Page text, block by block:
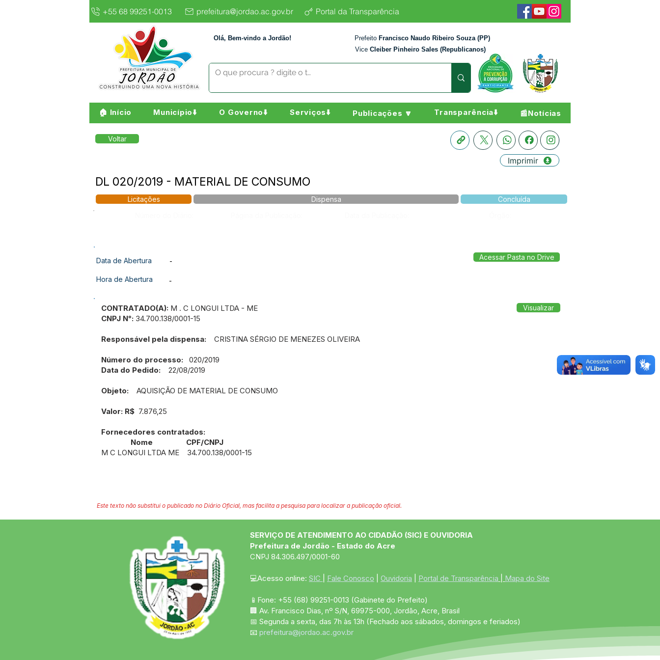
+55 68 99251-0013 prefeitura@jordao.ac.gov.br Portal da Transparência
Olá, Bem-vindo a Jordão! Prefeito Francisco Naudo Ribeiro Souza (PP)
Vice Cleiber Pinheiro Sales (Republicanos)
🏠 Início Município⬇️ O Governo⬇️ Serviços⬇️ Publicações 🔽 Transparência⬇️ 📰Notícias
Voltar
Imprimir
DL 020/2019 - MATERIAL DE CONSUMO
Licitações Dispensa
Concluída
Data de Abertura -
Hora de Abertura -
Acessar Pasta no Drive
CONTRATADO(A): M . C LONGUI LTDA - ME
CNPJ N°: 34.700.138/0001-15
Responsável pela dispensa: CRISTINA SÉRGIO DE MENEZES OLIVEIRA
Número do processo: 020/2019
Data do Pedido: 22/08/2019
Objeto: AQUISIÇÃO DE MATERIAL DE CONSUMO
Valor: R$ 7.876,25
Fornecedores contratados:
Nome CPF/CNPJ
M C LONGUI LTDA ME 34.700.138/0001-15
Visualizar
Este texto não substitui o publicado no Diário Oficial, mas facilita a pesquisa para localizar a publicação oficial.
SERVIÇO DE ATENDIMENTO AO CIDADÃO (SIC) E OUVIDORIA
Prefeitura de Jordão - Estado do Acre
CNPJ 84.306.497/0001-60
💻Acesso online: SIC Fale Conosco Ouvidoria Portal de Transparência Mapa do Site
📱Fone: +55 (68) 99251-0013 (Gabinete do Prefeito)
🏢 Av. Francisco Dias, nº S/N, 69975-000, Jordão, Acre, Brasil
📅 Segunda a sexta, das 7h às 13h (Fechado aos sábados, domingos e feriados)
📧 prefeitura@jordao.ac.gov.br